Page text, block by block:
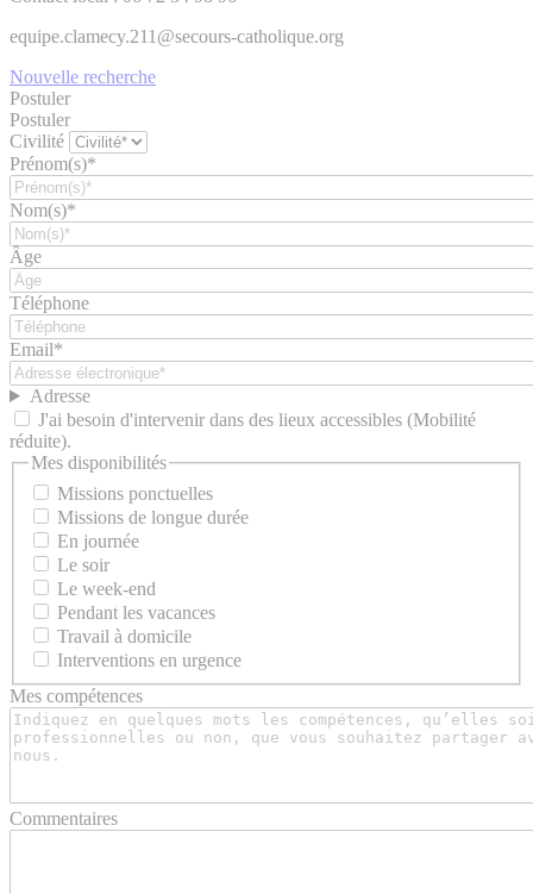
equipe.clamecy.211@secours-catholique.org
Nouvelle recherche
Postuler
Postuler
Civilité
Prénom(s)*
Nom(s)*
Âge
Téléphone
Email*
Adresse
J'ai besoin d'intervenir dans des lieux accessibles (Mobilité
réduite).
Mes disponibilités
Missions ponctuelles
Missions de longue durée
En journée
Le soir
Le week-end
Pendant les vacances
Travail à domicile
Interventions en urgence
Mes compétences
Commentaires